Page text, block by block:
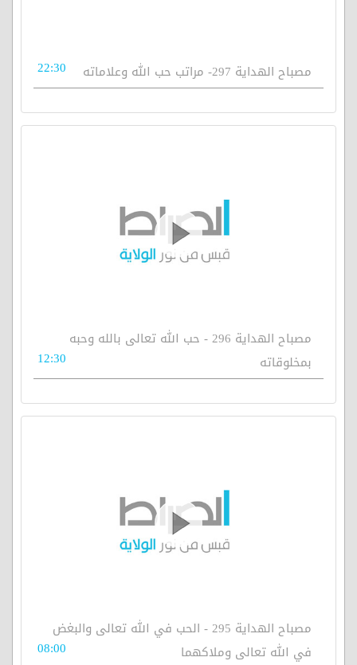
مصباح الهداية 297- مراتب حب الله وعلاماته 22:30
مصباح الهداية 296 - حب الله تعالى بالله وحبه
بمخلوقاته
12:30
مصباح الهداية 295 - الحب في الله تعالى والبغض
في الله تعالى وملاكهما
08:00